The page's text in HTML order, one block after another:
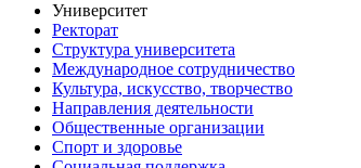
Университет
Ректорат
Структура университета
Международное сотрудничество
Культура, искусство, творчество
Направления деятельности
Общественные организации
Спорт и здоровье